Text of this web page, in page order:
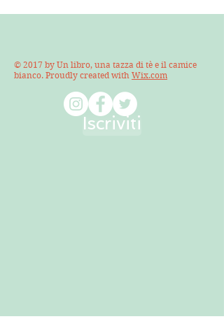
© 2017 by Un libro, una tazza di tè e il camice
bianco. Proudly created with Wix.com
Iscriviti